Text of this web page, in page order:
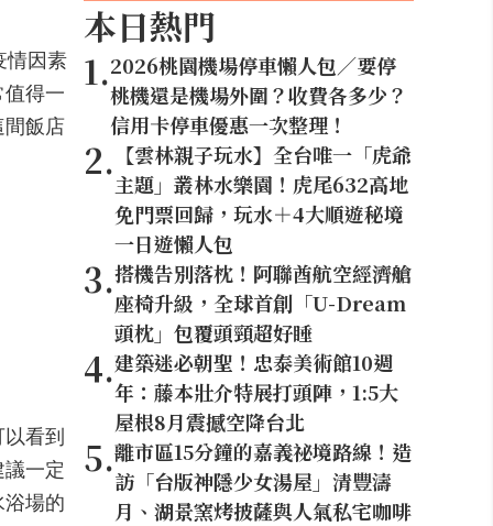
情因素
得一
飯店
看到
一定
場的
本日熱門
1.2026桃園機場停車懶人包／要停
桃機還是機場外圍？收費各多少？
信用卡停車優惠一次整理！
2. 【雲林親子玩水】全台唯一「虎爺
主題」叢林水樂園！虎尾632高地
免門票回歸，玩水＋4大順遊秘境
一日遊懶人包
3.搭機告別落枕！阿聯酋航空經濟艙
座椅升級，全球首創「U-Dream
頭枕」包覆頭頸超好睡
4.建築迷必朝聖！忠泰美術館10週
年：藤本壯介特展打頭陣，1:5大
屋根8月震撼空降台北
5.離市區15分鐘的嘉義祕境路線！造
訪「台版神隱少女湯屋」清豐濤
月、湖景窯烤披薩與人氣私宅咖啡